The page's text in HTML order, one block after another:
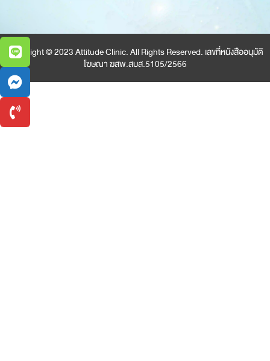
Copyright © 2023 Attitude Clinic. All Rights Reserved. เลขที่หนังสืออนุมัติ
โฆษณา ฆสพ.สบส.5105/2566